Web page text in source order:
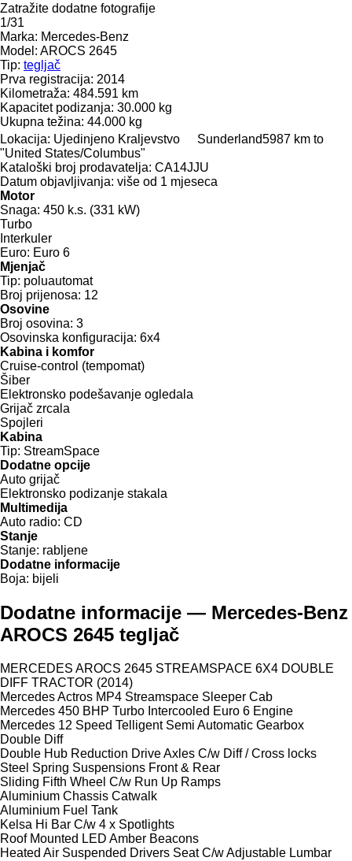
Zatražite dodatne fotografije
1/31
Marka: Mercedes-Benz
Model: AROCS 2645
Tip: tegljač
Prva registracija: 2014
Kilometraža: 484.591 km
Kapacitet podizanja: 30.000 kg
Ukupna težina: 44.000 kg
Lokacija: Ujedinjeno Kraljevstvo Sunderland5987 km to
"United States/Columbus"
Kataloški broj prodavatelja: CA14JJU
Datum objavljivanja: više od 1 mjeseca
Motor
Snaga: 450 k.s. (331 kW)
Turbo
Interkuler
Euro: Euro 6
Mjenjač
Tip: poluautomat
Broj prijenosa: 12
Osovine
Broj osovina: 3
Osovinska konfiguracija: 6x4
Kabina i komfor
Cruise-control (tempomat)
Šiber
Elektronsko podešavanje ogledala
Grijač zrcala
Spojleri
Kabina
Tip: StreamSpace
Dodatne opcije
Auto grijač
Elektronsko podizanje stakala
Multimedija
Auto radio: CD
Stanje
Stanje: rabljene
Dodatne informacije
Boja: bijeli
Dodatne informacije — Mercedes-Benz
AROCS 2645 tegljač
MERCEDES AROCS 2645 STREAMSPACE 6X4 DOUBLE
DIFF TRACTOR (2014)
Mercedes Actros MP4 Streamspace Sleeper Cab
Mercedes 450 BHP Turbo Intercooled Euro 6 Engine
Mercedes 12 Speed Telligent Semi Automatic Gearbox
Double Diff
Double Hub Reduction Drive Axles C/w Diff / Cross locks
Steel Spring Suspensions Front & Rear
Sliding Fifth Wheel C/w Run Up Ramps
Aluminium Chassis Catwalk
Aluminium Fuel Tank
Kelsa Hi Bar C/w 4 x Spotlights
Roof Mounted LED Amber Beacons
Heated Air Suspended Drivers Seat C/w Adjustable Lumbar